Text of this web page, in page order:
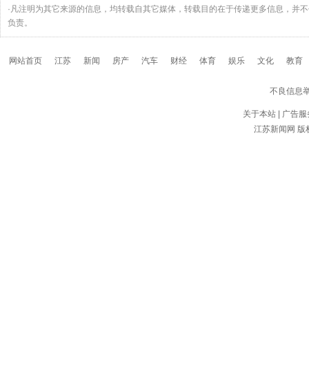
·凡注明为其它来源的信息，均转载自其它媒体，转载目的在于传递更多信息，并
负责。
网站首页 江苏 新闻 房产 汽车 财经 体育 娱乐 文化 教育
不良信息
关于本站
广告服
江苏新闻网 版